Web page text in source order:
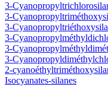
3-
3-
3-
3-
3-
3-
2-
Isocyanates-silanes